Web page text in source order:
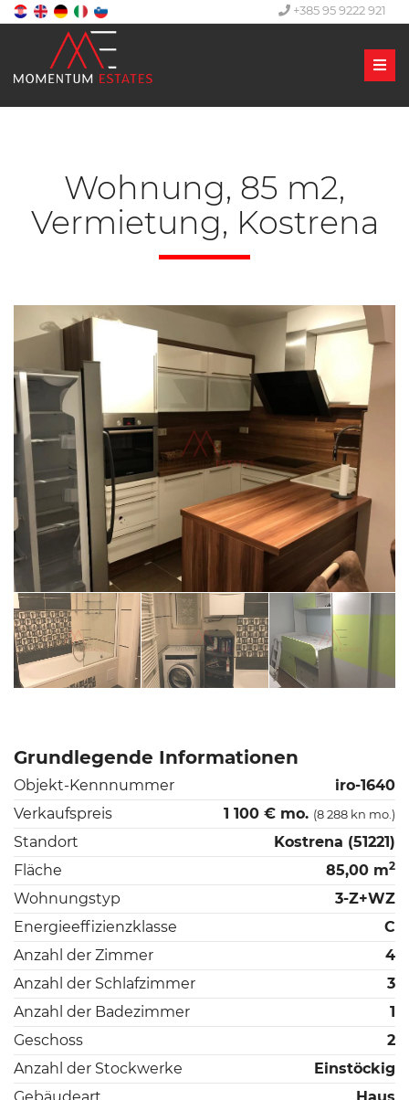
+385 95 9222 921
Wohnung, 85 m2,
Vermietung, Kostrena
Grundlegende Informationen
Objekt-Kennnummer
iro-1640
Verkaufspreis
1 100 € mo. (8 288 kn mo.)
Standort
Kostrena (51221)
Fläche
85,00 m2
Wohnungstyp
3-Z+WZ
Energieeffizienzklasse
C
Anzahl der Zimmer
4
Anzahl der Schlafzimmer
3
Anzahl der Badezimmer
1
Geschoss
2
Anzahl der Stockwerke
Einstöckig